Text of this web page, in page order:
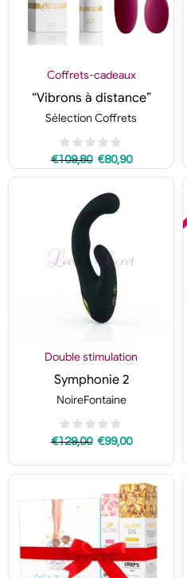
Coffrets-cadeaux
“Vibrons à distance”
Sélection Coffrets
€109,80 €80,90
Double stimulation
Symphonie 2
NoireFontaine
€129,00 €99,00